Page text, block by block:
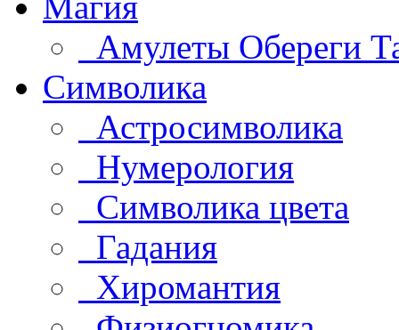
Амулеты Обереги
Символика
Астросимволика
Нумерология
Символика цвета
Гадания
Хиромантия